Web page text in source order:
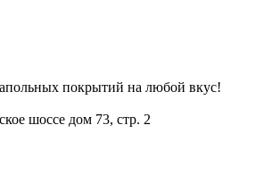
покрытий на любой вкус!
шоссе дом 73, стр. 2